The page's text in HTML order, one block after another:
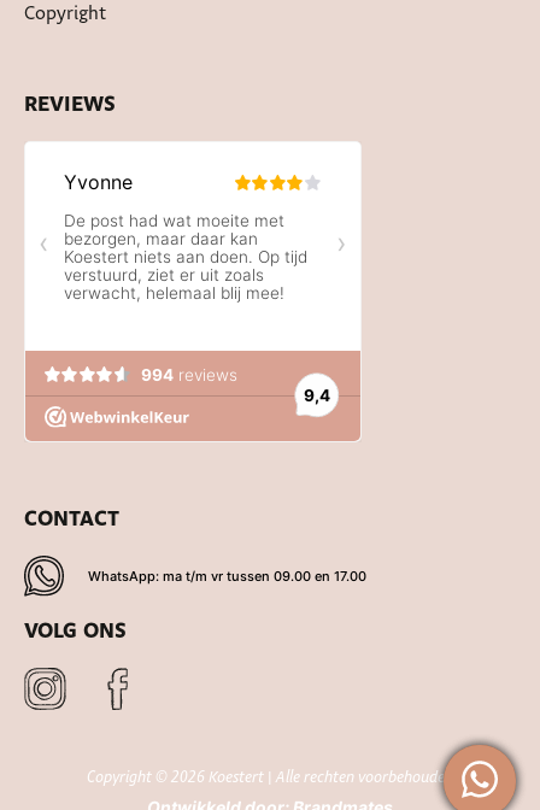
Copyright
REVIEWS
CONTACT
WhatsApp: ma t/m vr tussen 09.00 en 17.00
VOLG ONS
Copyright © 2026 Koestert | Alle rechten voorbehouden